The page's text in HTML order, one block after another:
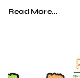
Read More...